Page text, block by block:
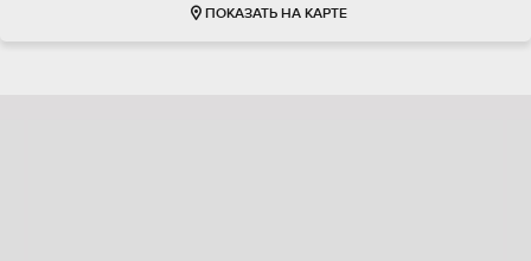
ПОКАЗАТЬ НА КАРТЕ